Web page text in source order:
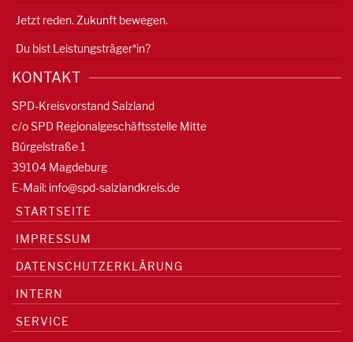
Jetzt reden. Zukunft bewegen.
Du bist Leistungsträger*in?
KONTAKT
SPD-Kreisvorstand Salzland
c/o SPD Regionalgeschäftsstelle Mitte
Bürgelstraße 1
39104 Magdeburg
E-Mail: info@spd-salzlandkreis.de
STARTSEITE
IMPRESSUM
DATENSCHUTZERKLÄRUNG
INTERN
SERVICE